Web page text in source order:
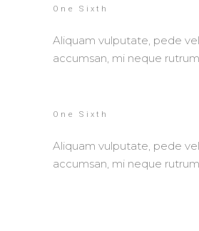
One Sixth
Aliquam vulputate, pede
accumsan, mi neque
One Sixth
Aliquam vulputate, pede
accumsan, mi neque